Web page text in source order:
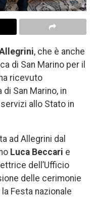
, che è anche
di San Marino per il
ricevuto
di San Marino, in
allo Stato in
ad Allegrini dal
Luca Beccari e
dell’Ufficio
delle cerimonie
Festa nazionale